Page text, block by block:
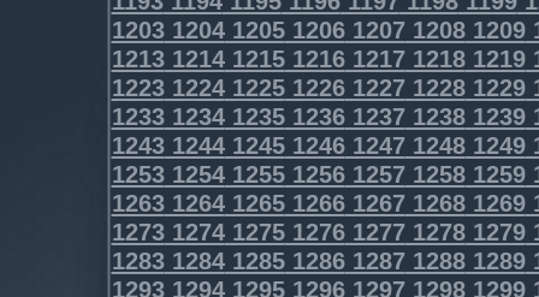
1203120412051206120712081209
1213121412151216121712181219
1223122412251226122712281229
1233123412351236123712381239
1243124412451246124712481249
1253125412551256125712581259
1263126412651266126712681269
1273127412751276127712781279
1283128412851286128712881289
1293129412951296129712981299